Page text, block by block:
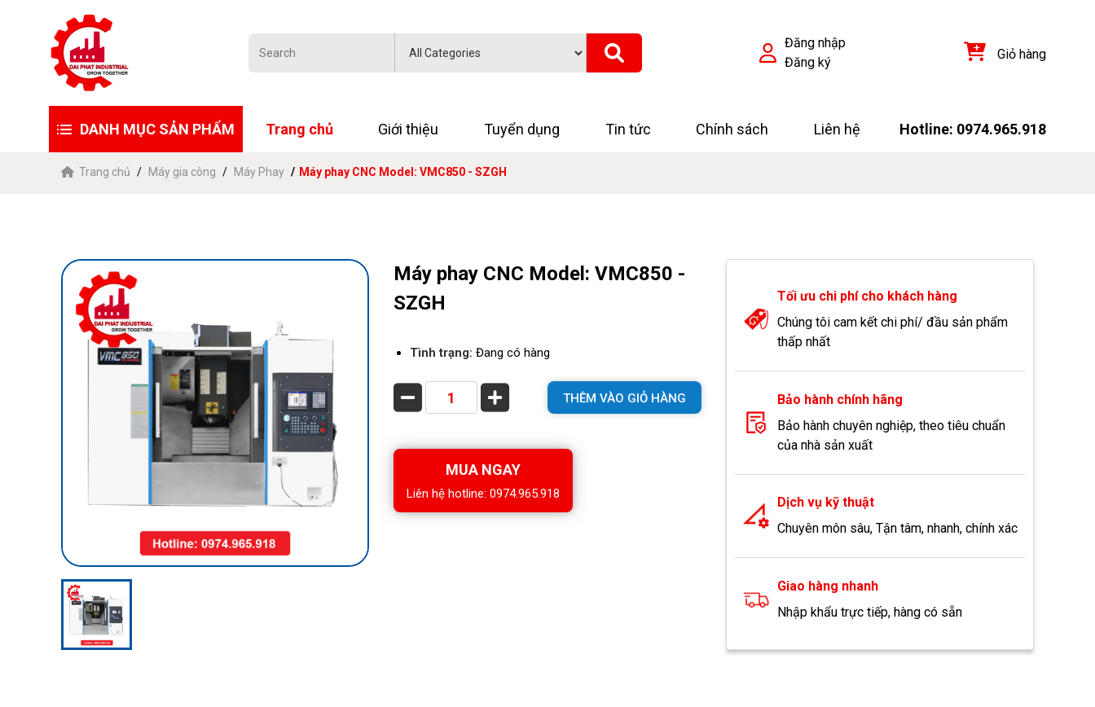
Đăng nhập
Đăng ký
Giỏ hàng
DANH MỤC SẢN PHẨM Trang chủ Giới thiệu Tuyển dụng Tin tức Chính sách Liên hệ Hotline: 0974.965.918
Trang chủ Máy gia công Máy Phay Máy phay CNC Model: VMC850 - SZGH
Máy phay CNC Model: VMC850 -
SZGH
Tình trạng: Đang có hàng
THÊM VÀO GIỎ HÀNG
MUA NGAY
Liên hệ hotline: 0974.965.918
Tối ưu chi phí cho khách hàng
Chúng tôi cam kết chi phí/ đầu sản phẩm
thấp nhất
Bảo hành chính hãng
Bảo hành chuyên nghiệp, theo tiêu chuẩn
của nhà sản xuất
Dịch vụ kỹ thuật
Chuyên môn sâu, Tận tâm, nhanh, chính xác
Giao hàng nhanh
Nhập khẩu trực tiếp, hàng có sẵn